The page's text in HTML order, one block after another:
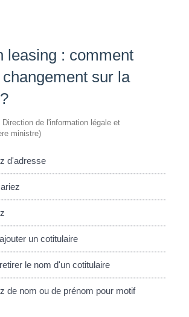
leasing : comment
sur la
de l'information légale et
ministre)
d'adresse
un cotitulaire
le nom d'un cotitulaire
de nom ou de prénom pour motif